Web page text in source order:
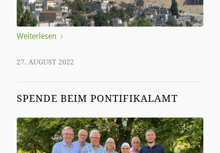
Weiterlesen
27. AUGUST 2022
SPENDE BEIM PONTIFIKALAMT